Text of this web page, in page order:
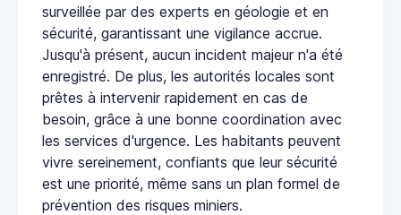
surveillée par des experts en géologie et en
sécurité, garantissant une vigilance accrue.
Jusqu'à présent, aucun incident majeur n'a été
enregistré. De plus, les autorités locales sont
prêtes à intervenir rapidement en cas de
besoin, grâce à une bonne coordination avec
les services d'urgence. Les habitants peuvent
vivre sereinement, confiants que leur sécurité
est une priorité, même sans un plan formel de
prévention des risques miniers.